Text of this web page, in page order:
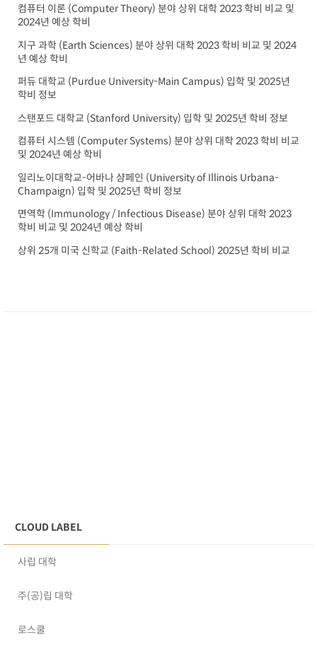
컴퓨터 이론 (Computer Theory) 분야 상위 대학 2023 학비 비교 및
2024년 예상 학비
지구 과학 (Earth Sciences) 분야 상위 대학 2023 학비 비교 및 2024
년 예상 학비
퍼듀 대학교 (Purdue University-Main Campus) 입학 및 2025년
학비 정보
스탠포드 대학교 (Stanford University) 입학 및 2025년 학비 정보
컴퓨터 시스템 (Computer Systems) 분야 상위 대학 2023 학비 비교
및 2024년 예상 학비
일리노이대학교-어바나 샴페인 (University of Illinois Urbana-
Champaign) 입학 및 2025년 학비 정보
면역학 (Immunology / Infectious Disease) 분야 상위 대학 2023
학비 비교 및 2024년 예상 학비
상위 25개 미국 신학교 (Faith-Related School) 2025년 학비 비교
CLOUD LABEL
사립 대학
주(공)립 대학
로스쿨